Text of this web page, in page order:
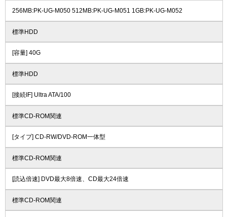
256MB:PK-UG-M050 512MB:PK-UG-M051 1GB:PK-UG-M052
標準HDD
[容量] 40G
標準HDD
[接続IF] Ultra ATA/100
標準CD-ROM関連
[タイプ] CD-RW/DVD-ROM一体型
標準CD-ROM関連
[読込倍速] DVD最大8倍速、CD最大24倍速
標準CD-ROM関連